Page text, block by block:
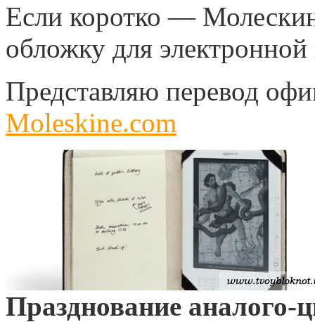
Если коротко —
обложку для
Представляю перевод
Moleskine.com
Празднование аналого-